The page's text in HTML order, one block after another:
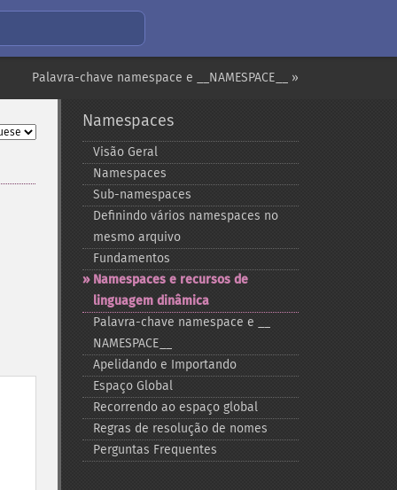
Palavra-chave namespace e __NAMESPACE__ »
Namespaces
Visão Geral
Namespaces
Sub-​namespaces
Definindo vários namespaces no
mesmo arquivo
Fundamentos
Namespaces e recursos de
linguagem dinâmica
Palavra-​chave namespace e _​_​
NAMESPACE_​_​
Apelidando e Importando
Espaço Global
Recorrendo ao espaço global
Regras de resolução de nomes
Perguntas Frequentes